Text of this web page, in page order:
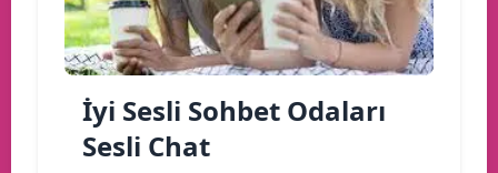
İyi Sesli Sohbet Odaları
Sesli Chat